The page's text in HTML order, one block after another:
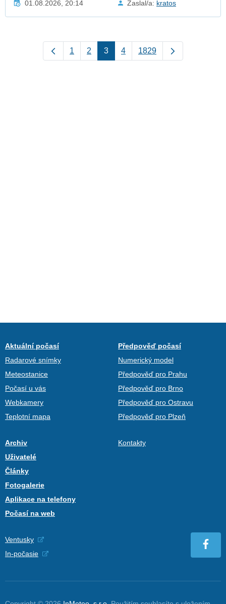
01.08.2026, 20:14 Zaslal/a: kratos
1 2 3 4 1829
Aktuální počasí
Radarové snímky
Meteostanice
Počasí u vás
Webkamery
Teplotní mapa
Předpověď počasí
Numerický model
Předpověď pro Prahu
Předpověď pro Brno
Předpověď pro Ostravu
Předpověď pro Plzeň
Archiv
Uživatelé
Články
Fotogalerie
Aplikace na telefony
Počasí na web
Kontakty
Ventusky
In-počasie